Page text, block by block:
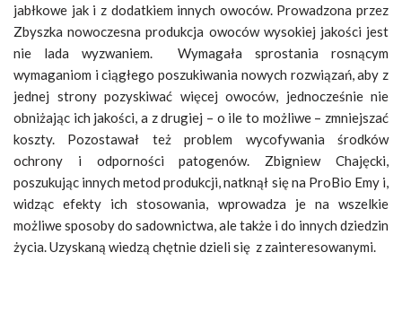
jabłkowe jak i z dodatkiem innych owoców. Prowadzona przez
Zbyszka nowoczesna produkcja owoców wysokiej jakości jest
nie lada wyzwaniem. Wymagała sprostania rosnącym
wymaganiom i ciągłego poszukiwania nowych rozwiązań, aby z
jednej strony pozyskiwać więcej owoców, jednocześnie nie
obniżając ich jakości, a z drugiej – o ile to możliwe – zmniejszać
koszty. Pozostawał też problem wycofywania środków
ochrony i odporności patogenów. Zbigniew Chajęcki,
poszukując innych metod produkcji, natknął się na ProBio Emy i,
widząc efekty ich stosowania, wprowadza je na wszelkie
możliwe sposoby do sadownictwa, ale także i do innych dziedzin
życia. Uzyskaną wiedzą chętnie dzieli się z zainteresowanymi.